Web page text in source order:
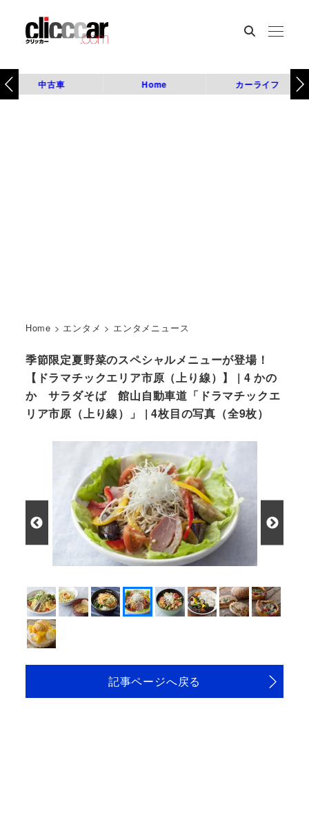
中古車 Home カーライフ
Home > エンタメ > エンタメニュース
季節限定夏野菜のスペシャルメニューが登場！
【ドラマチックエリア市原（上り線）】 | 4 かの
か サラダそば 館山自動車道「ドラマチックエ
リア市原（上り線）」 | 4枚目の写真（全9枚）
記事ページへ戻る